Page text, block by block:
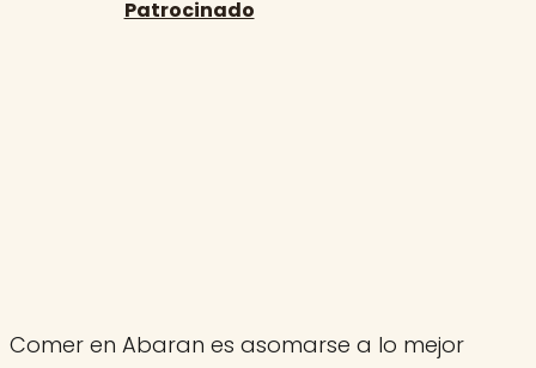
Comer en Abaran es asomarse a lo mejor